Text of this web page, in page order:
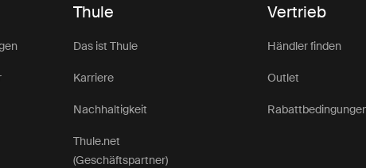
Thule
Das ist Thule
Karriere
Nachhaltigkeit
Thule.net
(Geschäftspartner)
Vertrieb
Händler finden
Outlet